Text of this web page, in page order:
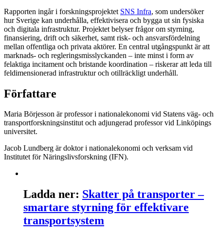
Rapporten ingår i forskningsprojektet SNS Infra, som undersöker
hur Sverige kan underhålla, effektivisera och bygga ut sin fysiska
och digitala infrastruktur. Projektet belyser frågor om styrning,
finansiering, drift och säkerhet, samt risk- och ansvarsfördelning
mellan offentliga och privata aktörer. En central utgångspunkt är att
marknads- och regleringsmisslyckanden – inte minst i form av
felaktiga incitament och bristande koordination – riskerar att leda till
feldimensionerad infrastruktur och otillräckligt underhåll.
Författare
Maria Börjesson är professor i nationalekonomi vid Statens väg- och
transportforskningsinstitut och adjungerad professor vid Linköpings
universitet.
Jacob Lundberg är doktor i nationalekonomi och verksam vid
Institutet för Näringslivsforskning (IFN).
Ladda ner: Skatter på transporter –
smartare styrning för effektivare
transportsystem